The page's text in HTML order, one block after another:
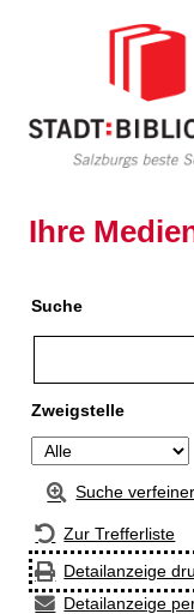
Ihre
Suche
Zweigstelle
Suche
Zur Trefferliste
Detailanzeige
Detailanzeige